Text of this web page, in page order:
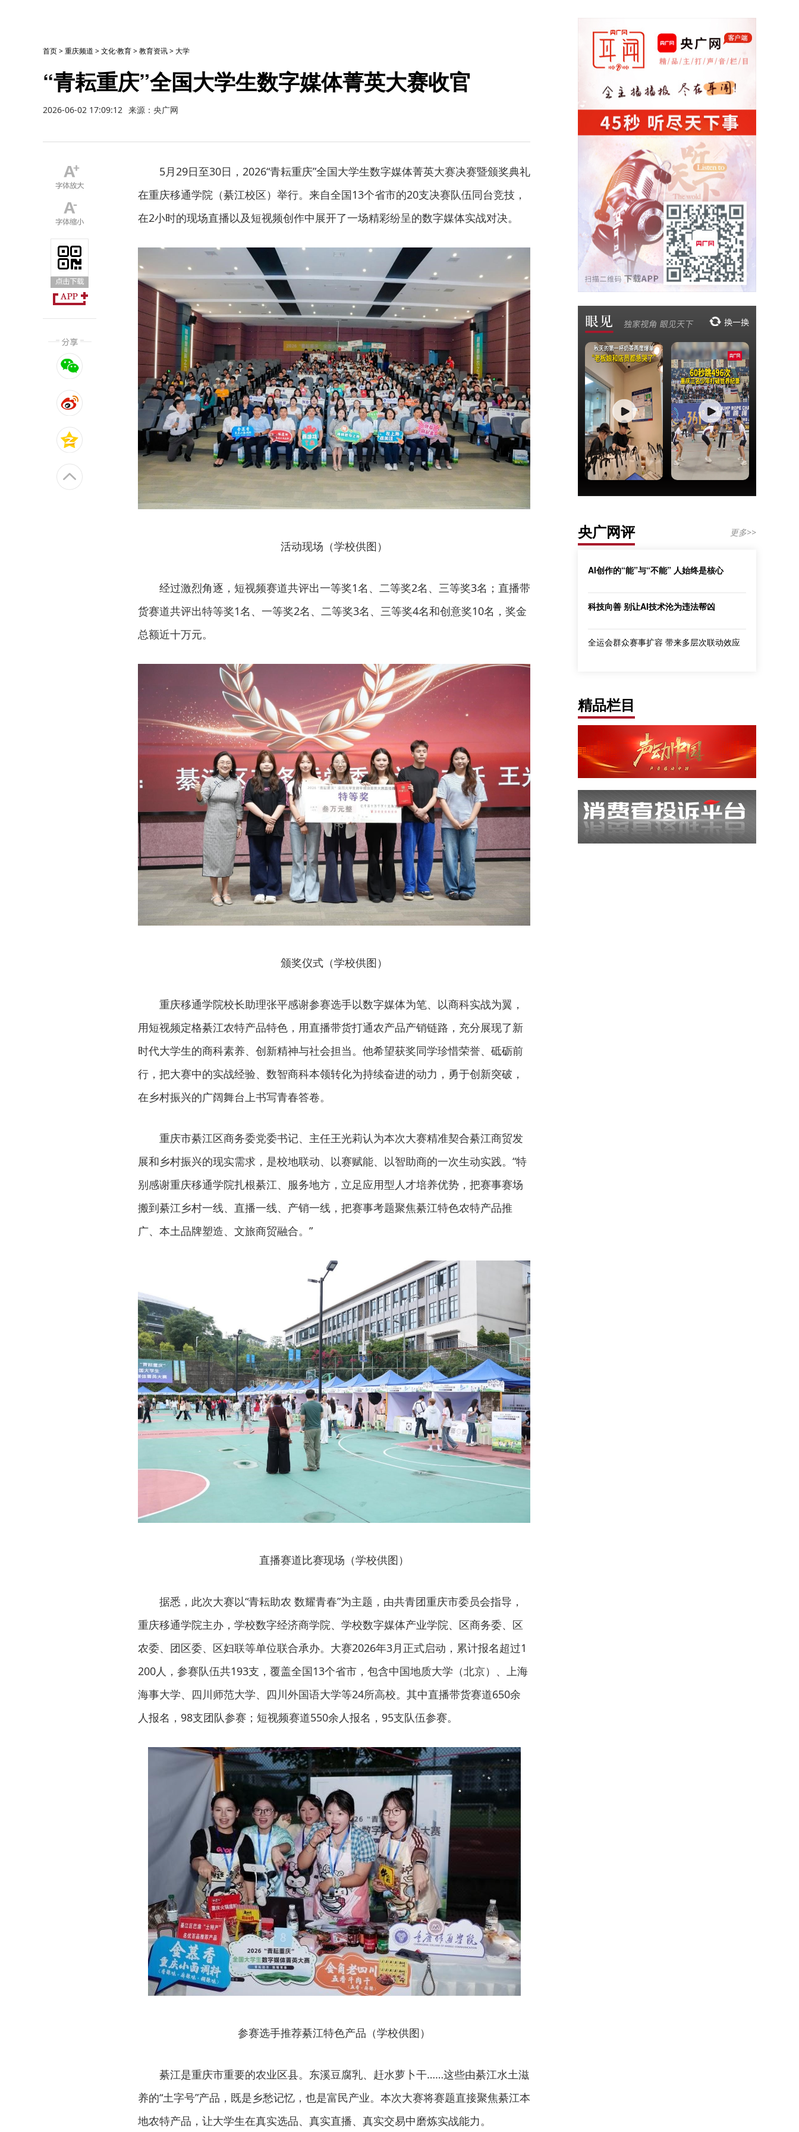
首页>重庆频道 >文化·教育>教育资讯>大学
“青耘重庆”全国大学生数字媒体菁英大赛收官
2026-06-02 17:09:12 来源：央广网
5月29日至30日，2026“青耘重庆”全国大学生数字媒体菁英大赛决赛暨颁奖典礼
在重庆移通学院（綦江校区）举行。来自全国13个省市的20支决赛队伍同台竞技，
在2小时的现场直播以及短视频创作中展开了一场精彩纷呈的数字媒体实战对决。
活动现场（学校供图）
经过激烈角逐，短视频赛道共评出一等奖1名、二等奖2名、三等奖3名；直播带
货赛道共评出特等奖1名、一等奖2名、二等奖3名、三等奖4名和创意奖10名，奖金
总额近十万元。
颁奖仪式（学校供图）
重庆移通学院校长助理张平感谢参赛选手以数字媒体为笔、以商科实战为翼，
用短视频定格綦江农特产品特色，用直播带货打通农产品产销链路，充分展现了新
时代大学生的商科素养、创新精神与社会担当。他希望获奖同学珍惜荣誉、砥砺前
行，把大赛中的实战经验、数智商科本领转化为持续奋进的动力，勇于创新突破，
在乡村振兴的广阔舞台上书写青春答卷。
重庆市綦江区商务委党委书记、主任王光莉认为本次大赛精准契合綦江商贸发
展和乡村振兴的现实需求，是校地联动、以赛赋能、以智助商的一次生动实践。“特
别感谢重庆移通学院扎根綦江、服务地方，立足应用型人才培养优势，把赛事赛场
搬到綦江乡村一线、直播一线、产销一线，把赛事考题聚焦綦江特色农特产品推
广、本土品牌塑造、文旅商贸融合。”
直播赛道比赛现场（学校供图）
据悉，此次大赛以“青耘助农 数耀青春”为主题，由共青团重庆市委员会指导，
重庆移通学院主办，学校数字经济商学院、学校数字媒体产业学院、区商务委、区
农委、团区委、区妇联等单位联合承办。大赛2026年3月正式启动，累计报名超过1
200人，参赛队伍共193支，覆盖全国13个省市，包含中国地质大学（北京）、上海
海事大学、四川师范大学、四川外国语大学等24所高校。其中直播带货赛道650余
人报名，98支团队参赛；短视频赛道550余人报名，95支队伍参赛。
参赛选手推荐綦江特色产品（学校供图）
綦江是重庆市重要的农业区县。东溪豆腐乳、赶水萝卜干……这些由綦江水土滋
养的“土字号”产品，既是乡愁记忆，也是富民产业。本次大赛将赛题直接聚焦綦江本
地农特产品，让大学生在真实选品、真实直播、真实交易中磨炼实战能力。
央广网评 更多>>
AI创作的“能”与“不能” 人始终是核心
科技向善 别让AI技术沦为违法帮凶
全运会群众赛事扩容 带来多层次联动效应
精品栏目